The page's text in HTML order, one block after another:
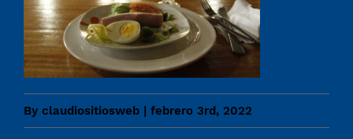
By claudiositiosweb | febrero 3rd, 2022